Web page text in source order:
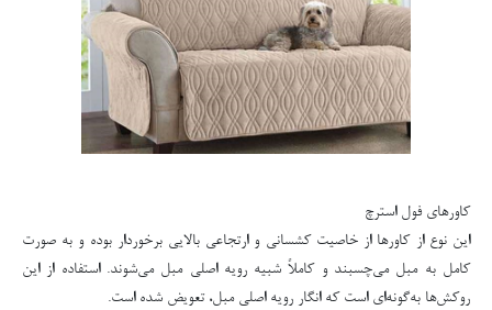
کاورهای فول استرچ
این نوع از کاورها از خاصیت کشسانی و ارتجاعی بالایی برخوردار بوده و به صورت
کامل به مبل می‌چسبند و کاملاً شبیه رویه اصلی مبل می‌شوند. استفاده از این
روکش‌ها به‌گونه‌ای است که انگار رویه اصلی مبل، تعویض شده است.